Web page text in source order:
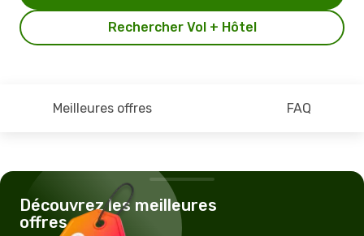
Rechercher Vol + Hôtel
Meilleures offres FAQ
Découvrez les meilleures
offres